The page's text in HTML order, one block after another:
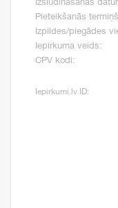
Izsludināšanas
Pieteikšanās
Izpildes/piegādes
Iepirkuma veids:
CPV kodi:
Iepirkumi.lv ID: